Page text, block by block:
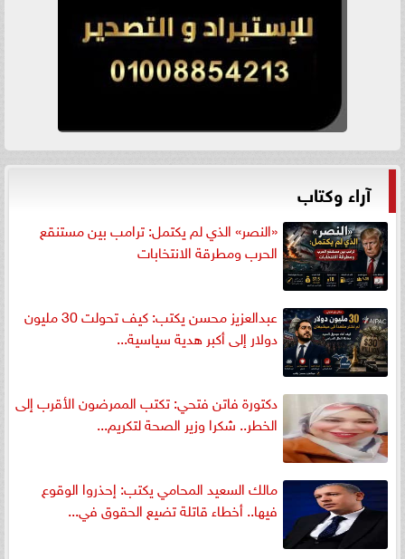
آراء وكتاب
«النصر» الذي لم يكتمل: ترامب بين مستنقع
الحرب ومطرقة الانتخابات
عبدالعزيز محسن يكتب: كيف تحولت 30 مليون
دولار إلى أكبر هدية سياسية...
دكتورة فاتن فتحي: تكتب الممرضون الأقرب إلى
الخطر.. شكرا وزير الصحة لتكريم...
مالك السعيد المحامي يكتب: إحذروا الوقوع
فيها.. أخطاء قاتلة تضيع الحقوق في...